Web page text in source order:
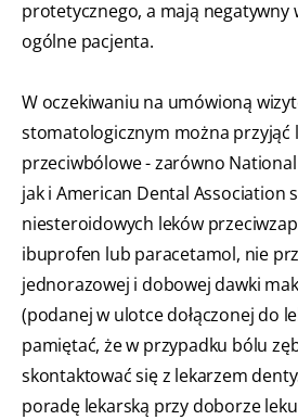
protetycznego, a mają negatywny
ogólne pacjenta.
W oczekiwaniu na umówioną
stomatologicznym można przyjąć
przeciwbólowe - zarówno
jak i American Dental Association
niesteroidowych leków
ibuprofen lub paracetamol, nie
jednorazowej i dobowej dawki
(podanej w ulotce dołączonej do
pamiętać, że w przypadku bólu
skontaktować się z lekarzem
poradę lekarską przy doborze leku